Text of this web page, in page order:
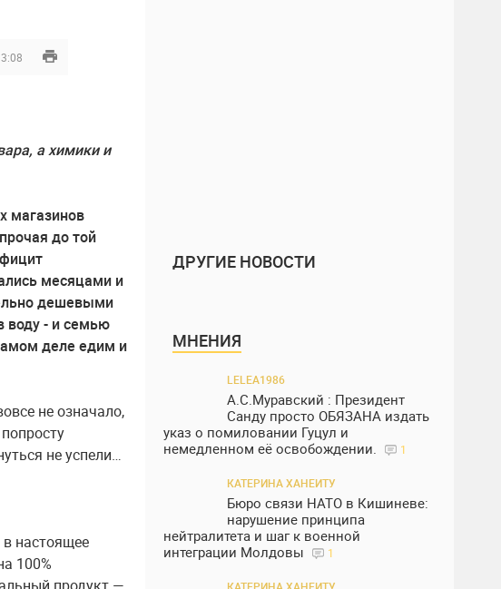
а химики и
магазинов
до той
месяцами и
дешевыми
воду - и семью
деле едим и
не означало,
не успели…
настоящее
100%
ДРУГИЕ НОВОСТИ
МНЕНИЯ
LELEA1986
А.С.Муравский : Президент
Санду просто ОБЯЗАНА издать
указ о помиловании Гуцул и
немедленном её освобождении.
1
КАТЕРИНА ХАНЕИТУ
Бюро связи НАТО в Кишиневе:
нарушение принципа
нейтралитета и шаг к военной
интеграции Молдовы
1